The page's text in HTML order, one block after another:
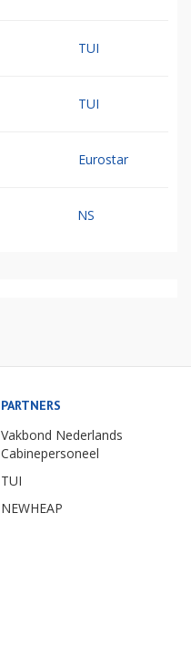
TUI
TUI
Eurostar
NS
PARTNERS
Vakbond Nederlands
Cabinepersoneel
TUI
NEWHEAP